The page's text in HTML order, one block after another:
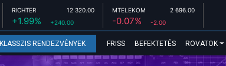
RICHTER 12 320.00
+1.99% +240.00
MTELEKOM 2 696.00
-0.07% -2.00
KLASSZIS RENDEZVÉNYEK FRISS BEFEKTETÉS ROVATOK